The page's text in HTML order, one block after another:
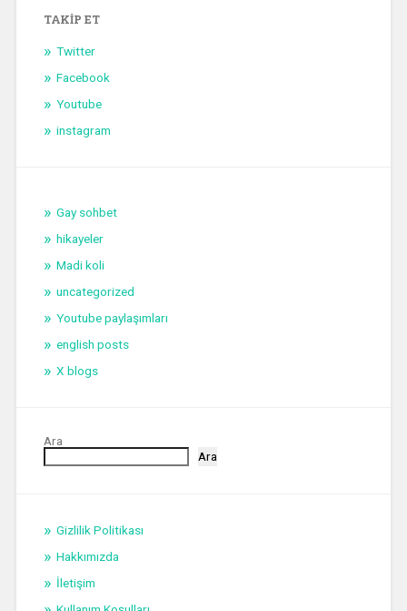
TAKIP ET
Twitter
Facebook
Youtube
instagram
Gay sohbet
hikayeler
Madi koli
uncategorized
Youtube paylaşımları
english posts
X blogs
Ara
Ara
Gizlilik Politikası
Hakkımızda
İletişim